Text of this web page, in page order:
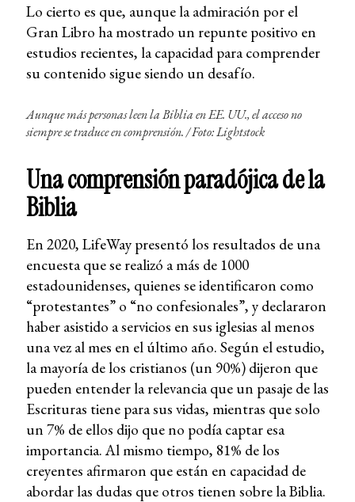
Lo cierto es que, aunque la admiración por el
Gran Libro ha mostrado un repunte positivo en
estudios recientes, la capacidad para comprender
su contenido sigue siendo un desafío.
Aunque más personas leen la Biblia en EE. UU., el acceso no
siempre se traduce en comprensión. / Foto: Lightstock
Una comprensión paradójica de la
Biblia
En 2020, LifeWay presentó los resultados de una
encuesta que se realizó a más de 1000
estadounidenses, quienes se identificaron como
“protestantes” o “no confesionales”, y declararon
haber asistido a servicios en sus iglesias al menos
una vez al mes en el último año. Según el estudio,
la mayoría de los cristianos (un 90%) dijeron que
pueden entender la relevancia que un pasaje de las
Escrituras tiene para sus vidas, mientras que solo
un 7% de ellos dijo que no podía captar esa
importancia. Al mismo tiempo, 81% de los
creyentes afirmaron que están en capacidad de
abordar las dudas que otros tienen sobre la Biblia.